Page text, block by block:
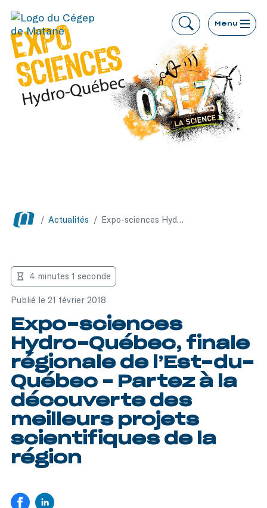
Menu
/ Actualités / Expo-sciences Hydro-Québec, finale régionale de l’Est-du-Québec – Partez à la découverte des meilleurs projets scientifiques de la région
Publié le 21 février 2018
4 minutes 1 seconde
Expo-sciences
Hydro-Québec, finale
régionale de l’Est-du-
Québec – Partez à la
découverte des
meilleurs projets
scientifiques de la
région